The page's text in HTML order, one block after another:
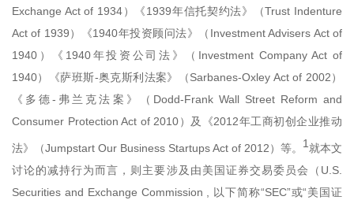
Exchange Act of 1934）《1939年信托契约法》（Trust Indenture
Act of 1939）《1940年投资顾问法》（Investment Advisers Act of
1940）《1940年投资公司法》（Investment Company Act of
1940）《萨班斯-奥克斯利法案》（Sarbanes-Oxley Act of 2002）
《多德-弗兰克法案》（Dodd-Frank Wall Street Reform and
Consumer Protection Act of 2010）及《2012年工商初创企业推动
法》（Jumpstart Our Business Startups Act of 2012）等。 1就本文
讨论的减持行为而言，则主要涉及由美国证券交易委员会（U.S.
Securities and Exchange Commission , 以下简称“SEC”或“美国证